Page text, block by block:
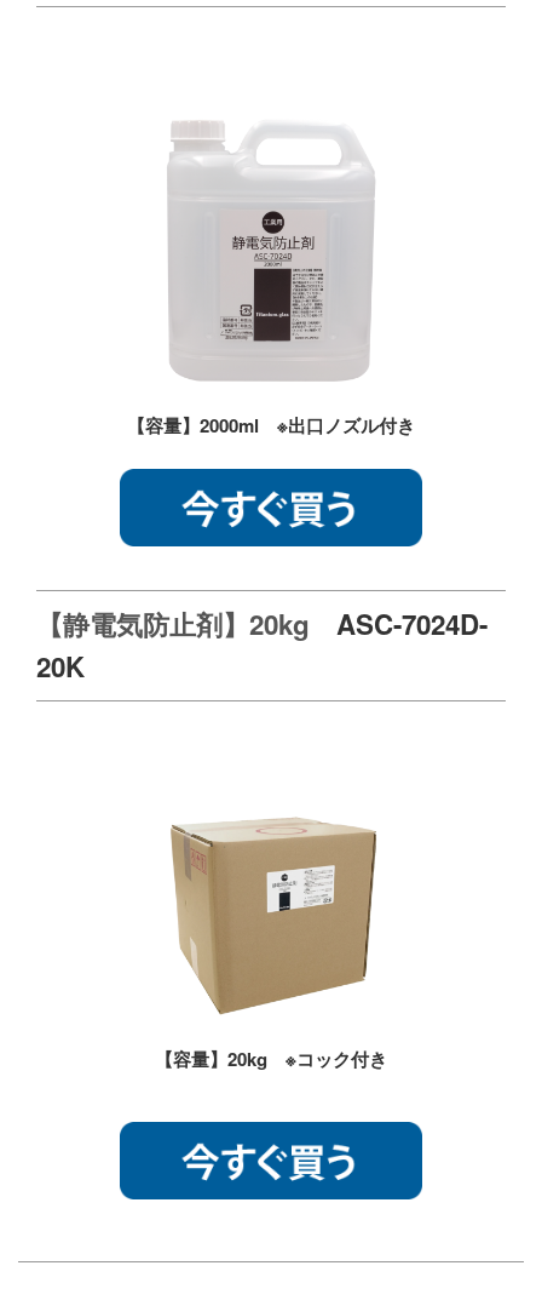
【容量】2000ml ※出口ノズル付き
【静電気防止剤】20kg ASC-7024D-
20K
【容量】20kg ※コック付き